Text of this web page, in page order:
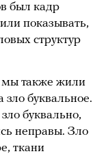
был кадр
показывать,
структур
мы также жили
буквальное.
буквально,
неправы. Зло
ткани